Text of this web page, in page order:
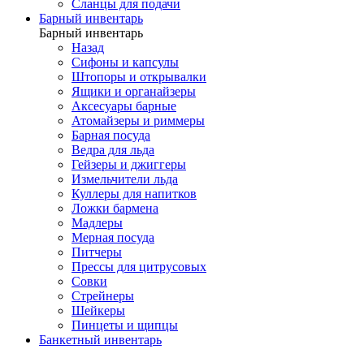
Сланцы для подачи
Барный инвентарь
Барный инвентарь
Назад
Сифоны и капсулы
Штопоры и открывалки
Ящики и органайзеры
Аксесуары барные
Атомайзеры и риммеры
Барная посуда
Ведра для льда
Гейзеры и джиггеры
Измельчители льда
Куллеры для напитков
Ложки бармена
Мадлеры
Мерная посуда
Питчеры
Прессы для цитрусовых
Совки
Стрейнеры
Шейкеры
Пинцеты и щипцы
Банкетный инвентарь